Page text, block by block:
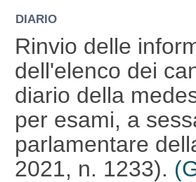
DIARIO
Rinvio delle
dell'elenco dei
diario della
per esami, a
parlamentare
2021, n. 1233).